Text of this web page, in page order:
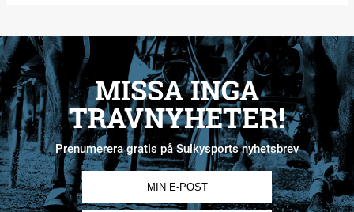
MISSA INGA
TRAVNYHETER!
Prenumerera gratis på Sulkysports nyhetsbrev